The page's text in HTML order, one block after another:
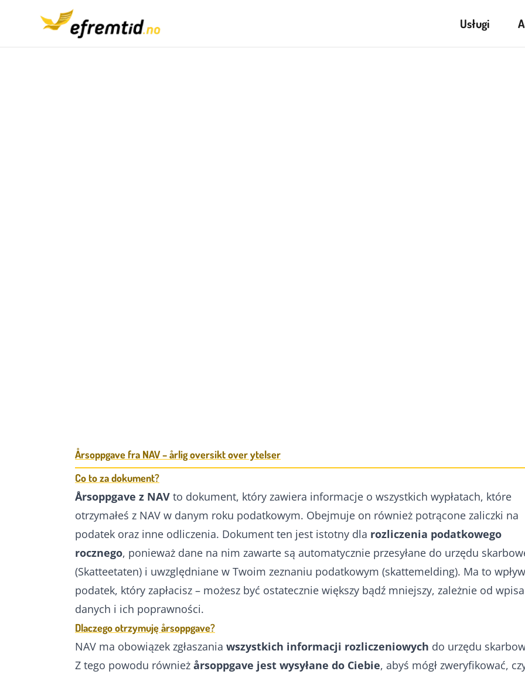
Usługi
Årsoppgave fra NAV – årlig oversikt over ytelser
Co to za dokument?
Årsoppgave z NAV to dokument, który zawiera informacje o wszystkich wypłatach, które
otrzymałeś z NAV w danym roku podatkowym. Obejmuje on również potrącone zaliczki na
podatek oraz inne odliczenia. Dokument ten jest istotny dla rozliczenia podatkowego
rocznego, ponieważ dane na nim zawarte są automatycznie przesyłane do urzędu
(Skatteetaten) i uwzględniane w Twoim zeznaniu podatkowym (skattemelding). Ma to
podatek, który zapłacisz – możesz być ostatecznie większy bądź mniejszy, zależnie od
danych i ich poprawności.
Dlaczego otrzymuję årsoppgave?
NAV ma obowiązek zgłaszania wszystkich informacji rozliczeniowych do urzędu
Z tego powodu również årsoppgave jest wysyłane do Ciebie, abyś mógł zweryfikować,